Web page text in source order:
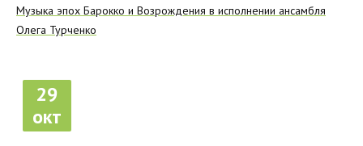
Музыка эпох Барокко и Возрождения в исполнении ансамбля
Олега Турченко
29
окт